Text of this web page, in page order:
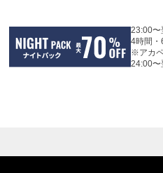
23:00〜
4時間・
※アカ
24:00〜